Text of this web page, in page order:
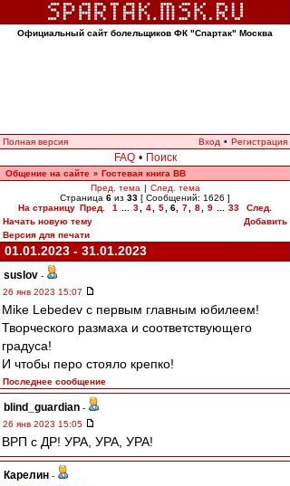
Официальный сайт болельщиков ФК "Спартак" Москва
Полная версия Вход • Регистрация
FAQ • Поиск
Общение на сайте » Гостевая книга ВВ
Пред. тема | След. тема
Страница 6 из 33 [ Сообщений: 1626 ]
На страницу Пред. 1 3 4 5 6 7 8 9 33
След.
Начать новую тему
Добавить
Версия для печати
01.01.2023 - 31.01.2023
suslov -
26 янв 2023 15:07
Mike Lebedev с первым главным юбилеем!
Творческого размаха и соответствующего
градуса!
И чтобы перо стояло крепко!
Последнее сообщение
blind_guardian -
26 янв 2023 15:05
ВРП с ДР! УРА, УРА, УРА!
Карелин -